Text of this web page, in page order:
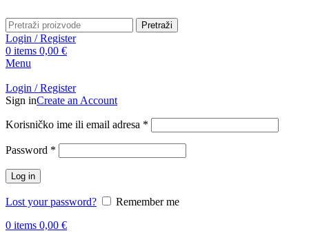
Pretraži
Login / Register
0 items 0,00 €
Menu
Login / Register
Sign inCreate an Account
Korisničko ime ili email adresa *
Password *
Log in
Lost your password?
Remember me
0 items 0,00 €